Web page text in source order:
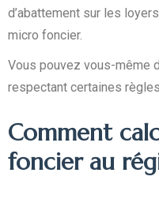
d’abattement sur les
micro foncier.
Vous pouvez vous-même
respectant certaines
Comment
foncier au